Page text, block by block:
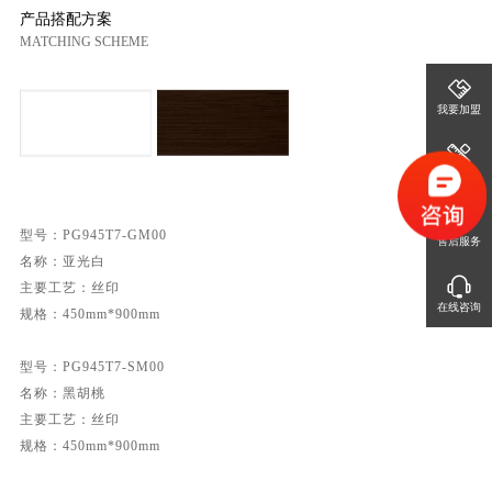
我要加盟
免费设计
售后服务
在线咨询
产品搭配方案
MATCHING SCHEME
型号：PG945T7-GM00
名称：亚光白
主要工艺：丝印
规格：450mm*900mm
型号：PG945T7-SM00
名称：黑胡桃
主要工艺：丝印
规格：450mm*900mm